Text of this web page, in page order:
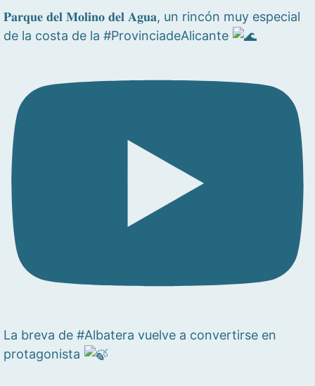
𝐏𝐚𝐫𝐪𝐮𝐞 𝐝𝐞𝐥 𝐌𝐨𝐥𝐢𝐧𝐨 𝐝𝐞𝐥 𝐀𝐠𝐮𝐚, un rincón muy especial
de la costa de la #ProvinciadeAlicante
La breva de #Albatera vuelve a convertirse en
protagonista